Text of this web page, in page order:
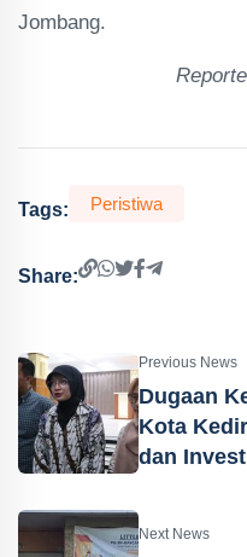
Jombang.
Tags: Peristiwa
Share:
Previous News
Dugaan
Kota
dan
Next News